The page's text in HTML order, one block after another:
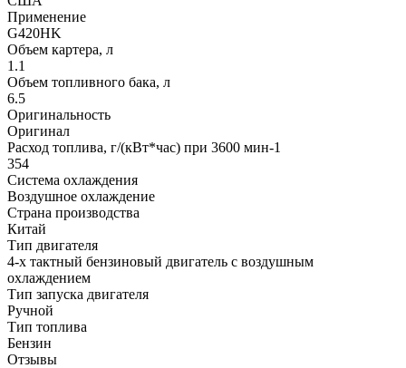
Применение
G420HK
Объем картера, л
1.1
Объем топливного бака, л
6.5
Оригинальность
Оригинал
Расход топлива, г/(кВт*час) при 3600 мин-1
354
Система охлаждения
Воздушное охлаждение
Страна производства
Китай
Тип двигателя
4-х тактный бензиновый двигатель с воздушным
охлаждением
Тип запуска двигателя
Ручной
Тип топлива
Бензин
Отзывы